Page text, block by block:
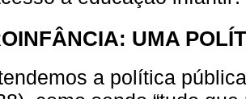
UMA
a política